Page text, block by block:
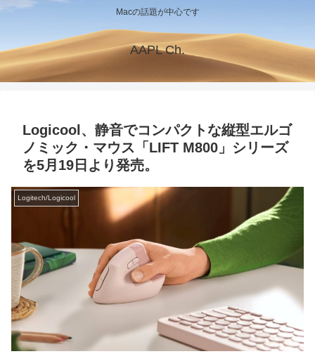
Macの話題が中心です
AAPL Ch.
Logicool、静音でコンパクトな縦型エルゴ
ノミック・マウス「LIFT M800」シリーズ
を5月19日より発売。
Logitech/Logicool